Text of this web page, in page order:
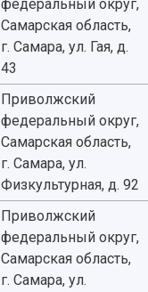
федеральный округ,
Самарская область,
г. Самара, ул. Гая, д.
43
Приволжский
федеральный округ,
Самарская область,
г. Самара, ул.
Физкультурная, д. 92
Приволжский
федеральный округ,
Самарская область,
г. Самара, ул.